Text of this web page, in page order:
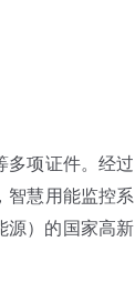
多项证件。经过
智慧用能监控系
源）的国家高新